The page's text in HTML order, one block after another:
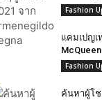
Fashion
แคมเปญเ
Fashion
ค้นหาผู้โ